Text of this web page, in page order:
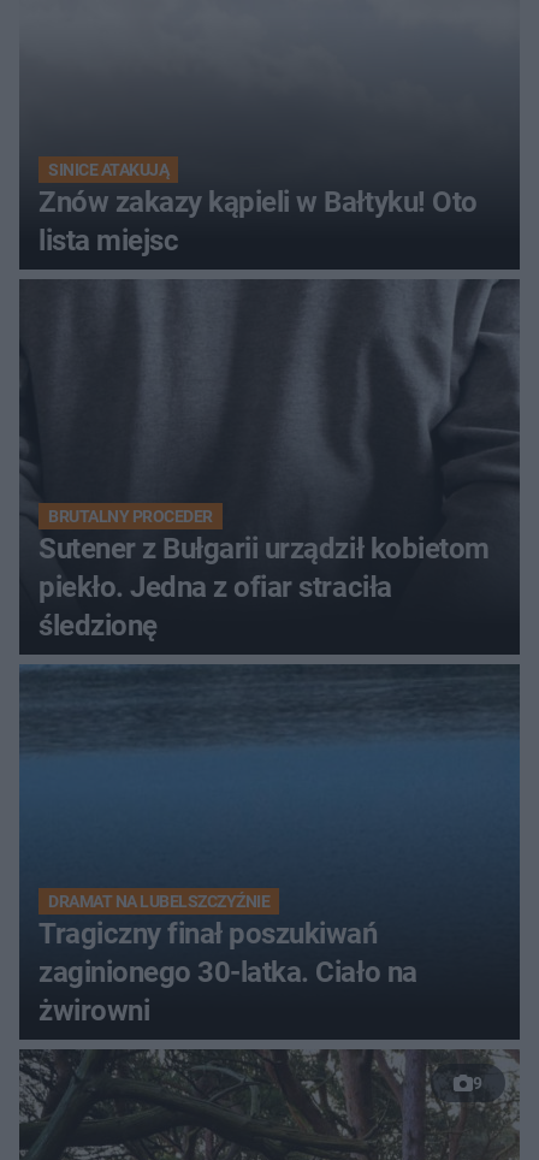
SINICE ATAKUJĄ
Znów zakazy kąpieli w Bałtyku! Oto
lista miejsc
BRUTALNY PROCEDER
Sutener z Bułgarii urządził kobietom
piekło. Jedna z ofiar straciła
śledzionę
DRAMAT NA LUBELSZCZYŹNIE
Tragiczny finał poszukiwań
zaginionego 30-latka. Ciało na
żwirowni
9